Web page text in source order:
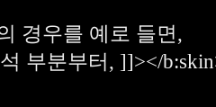
경우를 예로 들면,
부분부터, ]]></